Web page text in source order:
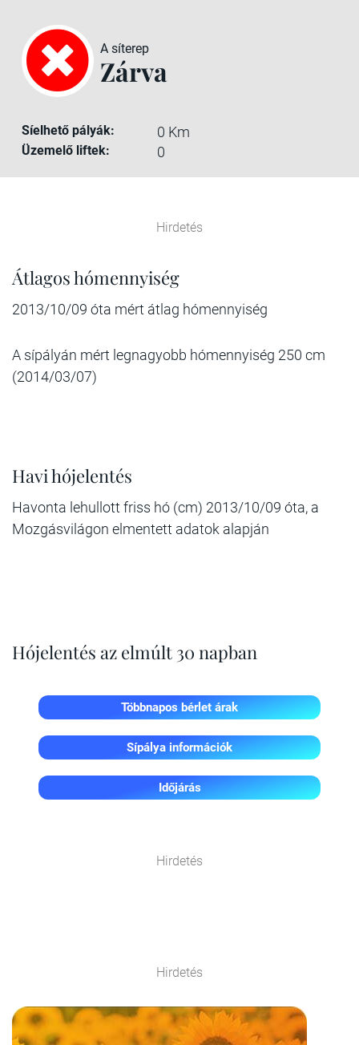
A síterep
Zárva
Síelhető pályák: 0 Km
Üzemelő liftek: 0
Hirdetés
Átlagos hómennyiség
2013/10/09 óta mért átlag hómennyiség
A sípályán mért legnagyobb hómennyiség 250 cm
(2014/03/07)
Havi hójelentés
Havonta lehullott friss hó (cm) 2013/10/09 óta, a
Mozgásvilágon elmentett adatok alapján
Hójelentés az elmúlt 30 napban
Többnapos bérlet árak
Sípálya információk
Időjárás
Hirdetés
Hirdetés